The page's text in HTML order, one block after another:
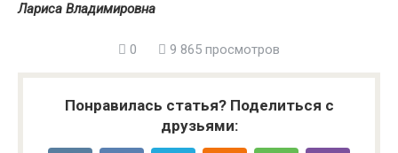
Лариса Владимировна
0 9 865 просмотров
Понравилась статья? Поделиться с
друзьями: